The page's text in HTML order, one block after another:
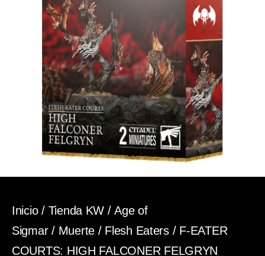
Inicio/ Tienda KW /Age of
Sigmar/ Muerte/ Flesh Eaters/ F-EATER
COURTS: HIGH FALCONER FELGRYN